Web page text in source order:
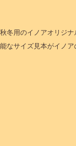
秋冬用のイノアオリジ
能なサイズ見本がイノ